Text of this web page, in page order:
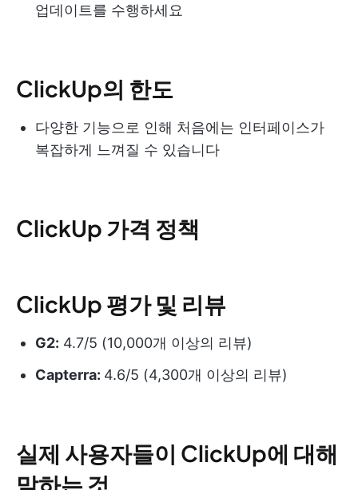
업데이트를 수행하세요
ClickUp의 한도
다양한 기능으로 인해 처음에는 인터페이스가
복잡하게 느껴질 수 있습니다
ClickUp 가격 정책
ClickUp 평가 및 리뷰
G2: 4.7/5 (10,000개 이상의 리뷰)
Capterra: 4.6/5 (4,300개 이상의 리뷰)
실제 사용자들이 ClickUp에 대해
말하는 것